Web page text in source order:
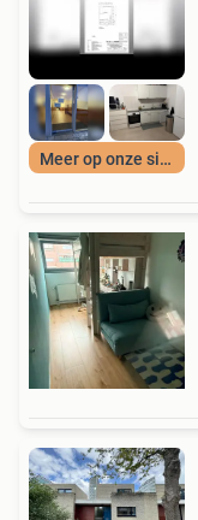
Meer op onze site